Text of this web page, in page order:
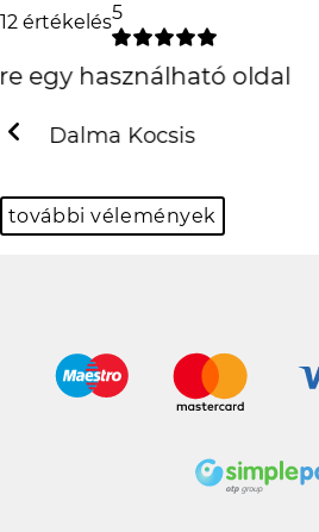
12 értékelés5
Az unokámnak
nyugdíjas révén nem
de az
kedvesek
Previous
további vélemények